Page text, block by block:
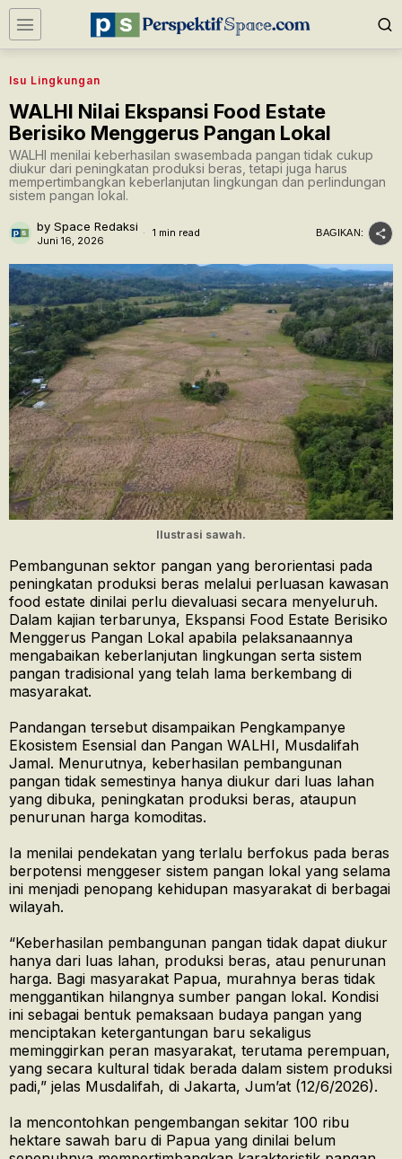
Isu Lingkungan
WALHI Nilai Ekspansi Food Estate
Berisiko Menggerus Pangan Lokal
WALHI menilai keberhasilan swasembada pangan tidak cukup
diukur dari peningkatan produksi beras, tetapi juga harus
mempertimbangkan keberlanjutan lingkungan dan perlindungan
sistem pangan lokal.
by Space Redaksi
Juni 16, 2026
1 min read BAGIKAN:
Ilustrasi sawah.
Pembangunan sektor pangan yang berorientasi pada
peningkatan produksi beras melalui perluasan kawasan
food estate dinilai perlu dievaluasi secara menyeluruh.
Dalam kajian terbarunya, Ekspansi Food Estate Berisiko
Menggerus Pangan Lokal apabila pelaksanaannya
mengabaikan keberlanjutan lingkungan serta sistem
pangan tradisional yang telah lama berkembang di
masyarakat.
Pandangan tersebut disampaikan Pengkampanye
Ekosistem Esensial dan Pangan WALHI, Musdalifah
Jamal. Menurutnya, keberhasilan pembangunan
pangan tidak semestinya hanya diukur dari luas lahan
yang dibuka, peningkatan produksi beras, ataupun
penurunan harga komoditas.
Ia menilai pendekatan yang terlalu berfokus pada beras
berpotensi menggeser sistem pangan lokal yang selama
ini menjadi penopang kehidupan masyarakat di berbagai
wilayah.
“Keberhasilan pembangunan pangan tidak dapat diukur
hanya dari luas lahan, produksi beras, atau penurunan
harga. Bagi masyarakat Papua, murahnya beras tidak
menggantikan hilangnya sumber pangan lokal. Kondisi
ini sebagai bentuk pemaksaan budaya pangan yang
menciptakan ketergantungan baru sekaligus
meminggirkan peran masyarakat, terutama perempuan,
yang secara kultural tidak berada dalam sistem produksi
padi,” jelas Musdalifah, di Jakarta, Jum’at (12/6/2026).
Ia mencontohkan pengembangan sekitar 100 ribu
hektare sawah baru di Papua yang dinilai belum